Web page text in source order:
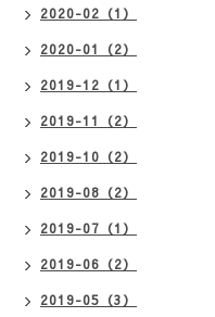
2020-02（1）
2020-01（2）
2019-12（1）
2019-11（2）
2019-10（2）
2019-08（2）
2019-07（1）
2019-06（2）
2019-05（3）